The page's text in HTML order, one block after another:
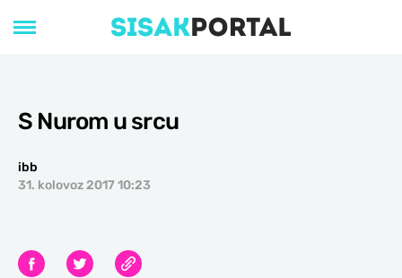
S Nurom u srcu
ibb
31. kolovoz 2017 10:23